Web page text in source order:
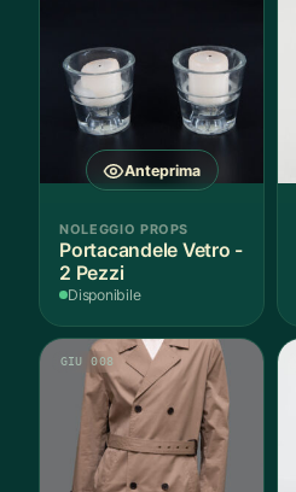
Anteprima
NOLEGGIO PROPS
Portacandele Vetro -
2 Pezzi
Disponibile
GIU 008